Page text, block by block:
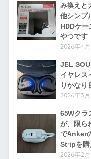
み換えと
他シンプ
HDDケー
やつです
2026年4月
JBL
イヤレス
りかなり
2026年3月
65Wクラ
が、限ら
でAnker
Stripを購
2026年2